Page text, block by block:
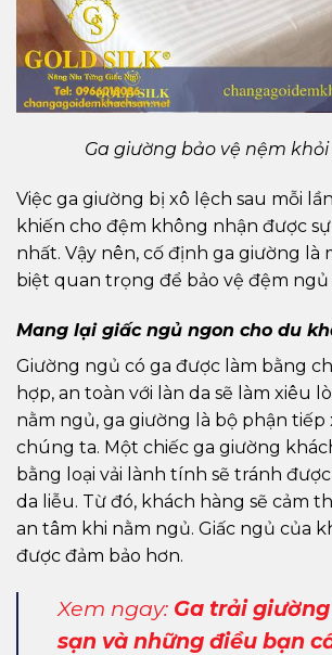
Ga giường bảo vệ nệm
Việc ga giường bị xô lệch sau mỗi
khiến cho đệm không nhận được
nhất. Vậy nên, cố định ga giường là
biệt quan trọng để bảo vệ đệm ngủ
Mang lại giấc ngủ ngon cho du
Giường ngủ có ga được làm bằng
hợp, an toàn với làn da sẽ làm xiêu
nằm ngủ, ga giường là bộ phận
chúng ta. Một chiếc ga giường
bằng loại vải lành tính sẽ tránh
da liễu. Từ đó, khách hàng sẽ cảm
an tâm khi nằm ngủ. Giấc ngủ của
được đảm bảo hơn.
Xem ngay: Ga trải
sạn và những điều bạn